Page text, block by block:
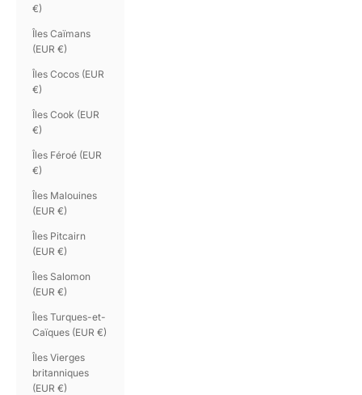
€)
Îles Caïmans
(EUR €)
Îles Cocos (EUR
€)
Îles Cook (EUR
€)
Îles Féroé (EUR
€)
Îles Malouines
(EUR €)
Îles Pitcairn
(EUR €)
Îles Salomon
(EUR €)
Îles Turques-et-
Caïques (EUR €)
Îles Vierges
britanniques
(EUR €)